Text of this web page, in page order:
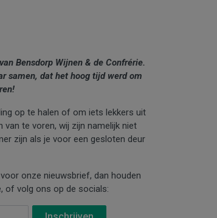
Bensdorp Wijnen & de Confrérie.
samen, dat het hoog tijd werd om
op te halen of om iets lekkers uit
te voren, wij zijn namelijk niet
zijn als je voor een gesloten deur
onze nieuwsbrief, dan houden
of volg ons op de socials: